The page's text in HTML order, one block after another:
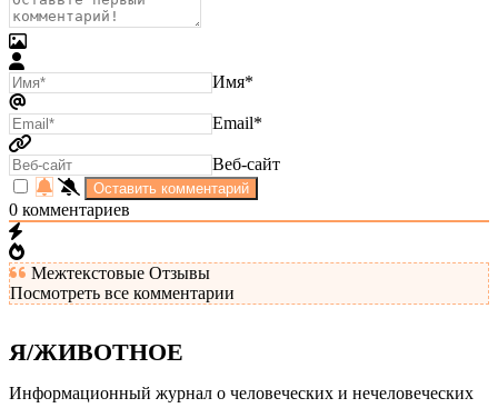
Имя*
Email*
Веб-сайт
0 комментариев
Межтекстовые Отзывы
Посмотреть все комментарии
Я/ЖИВОТНОЕ
Информационный журнал о человеческих и нечеловеческих